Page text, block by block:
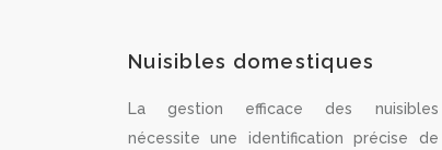
Nuisibles domestiques
La gestion efficace des nuisibles
nécessite une identification précise de